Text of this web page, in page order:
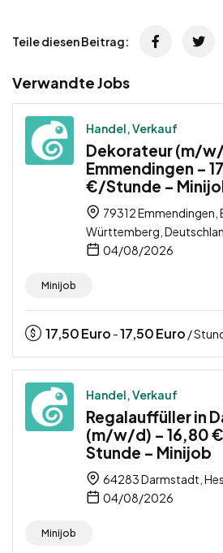
Teile diesen Beitrag:
Verwandte Jobs
Handel, Verkauf
Dekorateur (m/
Emmendingen –
€/Stunde –
79312 Emmendingen,
Württemberg,
04/08/2026
Minijob
17,50Euro -17,50Euro /
Handel, Verkauf
Regalauffüller in
(m/w/d) – 16,80
Stunde – Minijob
64283 Darmstadt,
04/08/2026
Minijob